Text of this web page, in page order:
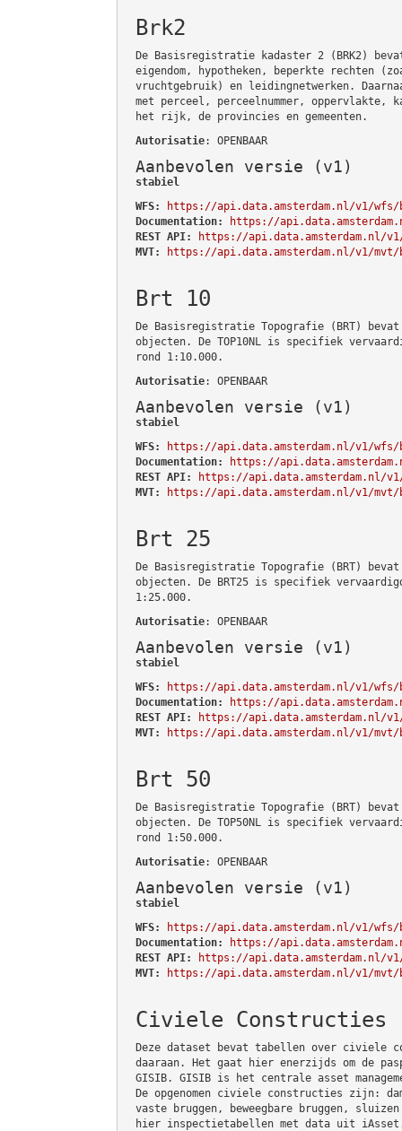
Brk2
De Basisregistratie kadaster 2 (BRK2)
eigendom, hypotheken, beperkte rechten
vruchtgebruik) en leidingnetwerken.
met perceel, perceelnummer, oppervlakte,
het rijk, de provincies en gemeenten.
Autorisatie: OPENBAAR
Aanbevolen versie (v1)
stabiel
WFS:
https://api.data.amsterdam.nl/v1/wfs/
Documentation:
https://
REST API:
https://api.data.amsterdam.nl/
MVT:
https://api.data.amsterdam.nl/v1/mvt/
Brt 10
De Basisregistratie Topografie (BRT)
objecten. De TOP10NL is specifiek
rond 1:10.000.
Autorisatie: OPENBAAR
Aanbevolen versie (v1)
stabiel
WFS:
https://api.data.amsterdam.nl/v1/wfs/
Documentation:
https://
REST API:
https://api.data.amsterdam.nl/
MVT:
https://api.data.amsterdam.nl/v1/mvt/
Brt 25
De Basisregistratie Topografie (BRT)
objecten. De BRT25 is specifiek
1:25.000.
Autorisatie: OPENBAAR
Aanbevolen versie (v1)
stabiel
WFS:
https://api.data.amsterdam.nl/v1/wfs/
Documentation:
https://
REST API:
https://api.data.amsterdam.nl/
MVT:
https://api.data.amsterdam.nl/v1/mvt/
Brt 50
De Basisregistratie Topografie (BRT)
objecten. De TOP50NL is specifiek
rond 1:50.000.
Autorisatie: OPENBAAR
Aanbevolen versie (v1)
stabiel
WFS:
https://api.data.amsterdam.nl/v1/wfs/
Documentation:
https://
REST API:
https://api.data.amsterdam.nl/
MVT:
https://api.data.amsterdam.nl/v1/mvt/
Civiele Constructies
Deze dataset bevat tabellen over civiele
daaraan. Het gaat hier enerzijds om de
GISIB. GISIB is het centrale asset
De opgenomen civiele constructies zijn:
vaste bruggen, beweegbare bruggen,
hier inspectietabellen met data uit